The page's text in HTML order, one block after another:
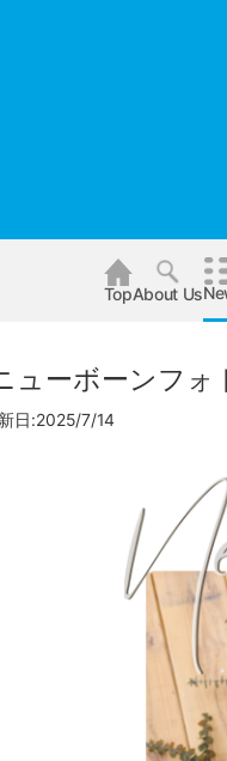
TopAbout Us
ューボーンフ
日:2025/7/14